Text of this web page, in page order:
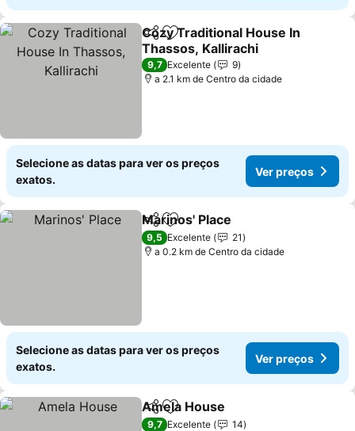
PartilharAdicionar aos favoritos
Cozy Traditional House In
Thassos, Kallirachi
Ver preços
9,7 Excelente
9
a 2.1 km de Centro da cidade
Selecione as datas para ver os preços
exatos.
Ver preços
PartilharAdicionar aos favoritos
Marinos' Place
9,5 Excelente
21
a 0.2 km de Centro da cidade
Selecione as datas para ver os preços
exatos.
Ver preços
PartilharAdicionar aos favoritos
Amela House
9,7 Excelente
14